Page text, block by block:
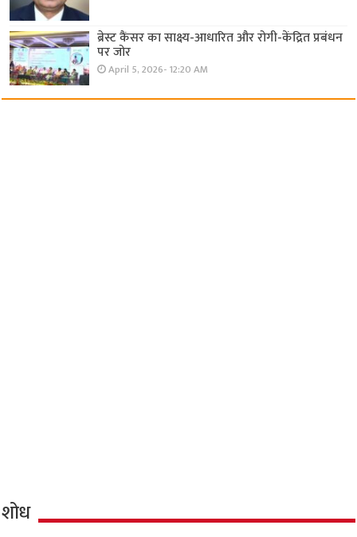
ब्रेस्ट कैंसर का साक्ष्य-आधारित और रोगी-केंद्रित प्रबंधन
पर जोर
April 5, 2026- 12:20 AM
शोध